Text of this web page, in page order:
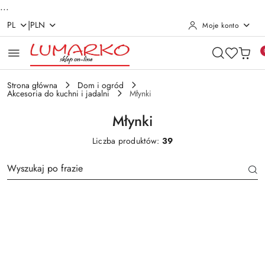
...
Przejdź do treści głównej
Przejdź do wyszukiwarki
Przejdź do moje konto
Przejdź do menu głównego
Przejdź do stopki
PL |PLN Moje konto
Strona główna Dom i ogród
Akcesoria do kuchni i jadalni Młynki
Młynki
Liczba produktów: 39